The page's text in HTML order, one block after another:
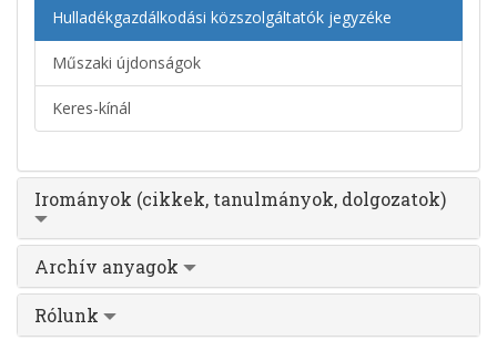
Hulladékgazdálkodási közszolgáltatók jegyzéke
Műszaki újdonságok
Keres-kínál
Irományok (cikkek, tanulmányok, dolgozatok)
Archív anyagok
Rólunk